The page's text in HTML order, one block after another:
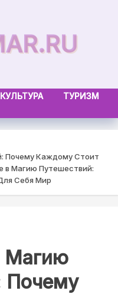
КУЛЬТУРА
ТУРИЗМ
Почему Каждому Стоит
в Магию Путешествий:
Себя Мир
Магию
Почему